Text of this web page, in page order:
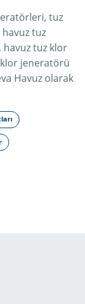
tuz
tuz
tuz klor
jeneratörü
Havuz olarak